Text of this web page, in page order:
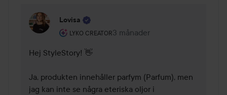
Lovisa
LYKO CREATOR
Användarens roll: Lyko Creator.
3 månader
Kommentaren lades 3 månader
Hej StyleStory! 👋
Ja, produkten innehåller parfym (Parfum), men
jag kan inte se några eteriska oljor i